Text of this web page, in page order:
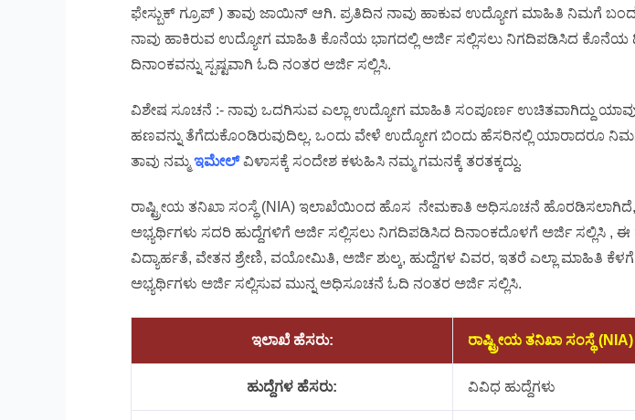
ಫೇಸ್ಬುಕ್ ಗ್ರೂಪ್ ) ತಾವು ಜಾಯಿನ್ ಆಗಿ. ಪ್ರತಿದಿನ ನಾವು ಹಾಕುವ ಉದ್ಯೋಗ ಮಾಹಿತಿ ನಿಮಗೆ ಬಂದು
ನಾವು ಹಾಕಿರುವ ಉದ್ಯೋಗ ಮಾಹಿತಿ ಕೊನೆಯ ಭಾಗದಲ್ಲಿ ಅರ್ಜಿ ಸಲ್ಲಿಸಲು ನಿಗದಿಪಡಿಸಿದ ಕೊನೆಯ
ದಿನಾಂಕವನ್ನು ಸ್ಪಷ್ಟವಾಗಿ ಓದಿ ನಂತರ ಅರ್ಜಿ ಸಲ್ಲಿಸಿ.
ವಿಶೇಷ ಸೂಚನೆ :- ನಾವು ಒದಗಿಸುವ ಎಲ್ಲಾ ಉದ್ಯೋಗ ಮಾಹಿತಿ ಸಂಪೂರ್ಣ ಉಚಿತವಾಗಿದ್ದು
ಹಣವನ್ನು ತೆಗೆದುಕೊಂಡಿರುವುದಿಲ್ಲ. ಒಂದು ವೇಳೆ ಉದ್ಯೋಗ ಬಿಂದು ಹೆಸರಿನಲ್ಲಿ ಯಾರಾದರೂ
ತಾವು ನಮ್ಮಇಮೇಲ್ವಿಳಾಸಕ್ಕೆ ಸಂದೇಶ ಕಳುಹಿಸಿ ನಮ್ಮ ಗಮನಕ್ಕೆ ತರತಕ್ಕದ್ದು.
ರಾಷ್ಟ್ರೀಯ ತನಿಖಾ ಸಂಸ್ಥೆ (NIA) ಇಲಾಖೆಯಿಂದ ಹೊಸ ನೇಮಕಾತಿ ಅಧಿಸೂಚನೆ ಹೊರಡಿಸಲಾಗಿದೆ,
ಅಭ್ಯರ್ಥಿಗಳು ಸದರಿ ಹುದ್ದೆಗಳಿಗೆ ಅರ್ಜಿ ಸಲ್ಲಿಸಲು ನಿಗದಿಪಡಿಸಿದ ದಿನಾಂಕದೊಳಗೆ ಅರ್ಜಿ ಸಲ್ಲಿಸಿ , ಈ
ವಿದ್ಯಾರ್ಹತೆ, ವೇತನ ಶ್ರೇಣಿ, ವಯೋಮಿತಿ, ಅರ್ಜಿ ಶುಲ್ಕ, ಹುದ್ದೆಗಳ ವಿವರ, ಇತರೆ ಎಲ್ಲಾ ಮಾಹಿತಿ
ಅಭ್ಯರ್ಥಿಗಳು ಅರ್ಜಿ ಸಲ್ಲಿಸುವ ಮುನ್ನ ಅಧಿಸೂಚನೆ ಓದಿ ನಂತರ ಅರ್ಜಿ ಸಲ್ಲಿಸಿ.
ಇಲಾಖೆ ಹೆಸರು: ರಾಷ್ಟ್ರೀಯ ತನಿಖಾ ಸಂಸ್ಥೆ (NIA)
ಹುದ್ದೆಗಳ ಹೆಸರು: ವಿವಿಧ ಹುದ್ದೆಗಳು